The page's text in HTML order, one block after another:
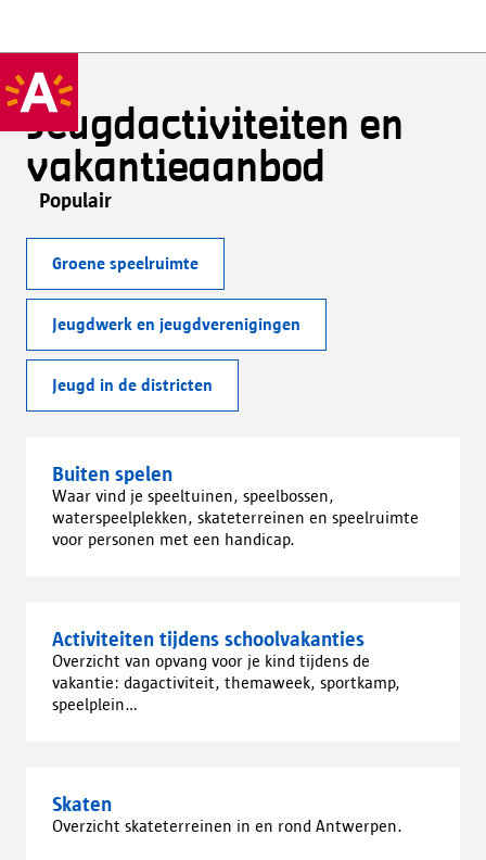
Jeugdactiviteiten en
vakantieaanbod
Populair
Groene speelruimte
Jeugdwerk en jeugdverenigingen
Jeugd in de districten
Buiten spelen
Waar vind je speeltuinen, speelbossen,
waterspeelplekken, skateterreinen en speelruimte
voor personen met een handicap.
Activiteiten tijdens schoolvakanties
Overzicht van opvang voor je kind tijdens de
vakantie: dagactiviteit, themaweek, sportkamp,
speelplein…
Skaten
Overzicht skateterreinen in en rond Antwerpen.